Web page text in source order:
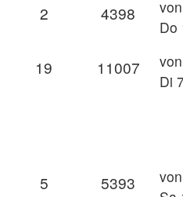
2 4398 von
Do
19 11007 von
Di
5 5393 von